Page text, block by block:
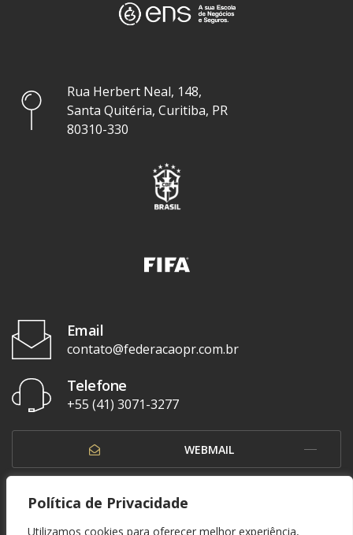
Política de Privacidade
Utilizamos cookies para oferecer melhor experiência,
Rua Herbert Neal, 148,
Santa Quitéria, Curitiba, PR
80310-330
Email
contato@federacaopr.com.br
Telefone
+55 (41) 3071-3277
WEBMAIL
OUVIDORIA